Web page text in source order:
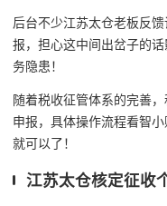
后台不少江苏太仓老板反
报，担心这中间出岔子的
务隐患！
随着税收征管体系的完善
申报，具体操作流程看智小
就可以了！
江苏太仓核定征收